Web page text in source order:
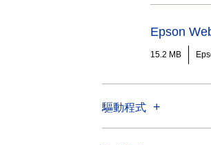
Epson
15.2 MB
驅動程式